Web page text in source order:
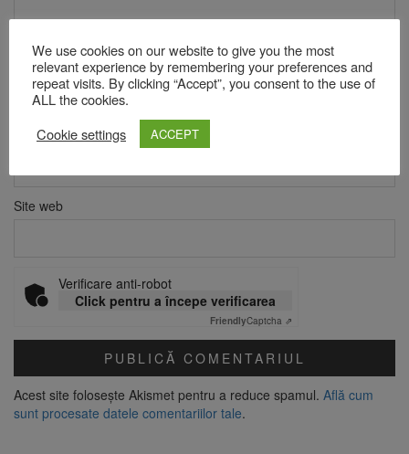
Nume*
Email*
Site web
Verificare anti-robot
Click pentru a începe verificarea
FriendlyCaptcha ⇗
Acest site folosește Akismet pentru a reduce spamul. Află cum
sunt procesate datele comentariilor tale.
We use cookies on our website to give you the most
relevant experience by remembering your preferences and
repeat visits. By clicking “Accept”, you consent to the use of
ALL the cookies.
Cookie settings
ACCEPT